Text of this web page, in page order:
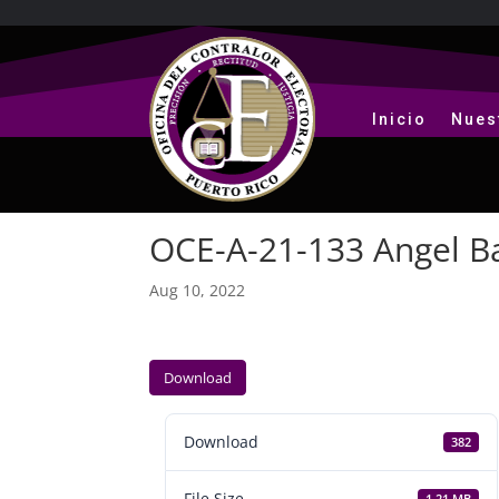
Inicio
OCE-A-21-133 Angel
Aug 10, 2022
Download
Download 382